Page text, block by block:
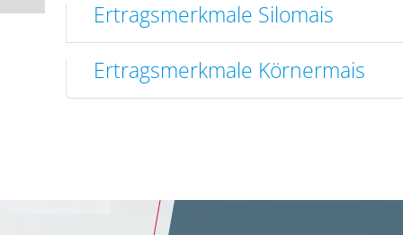
Ertragsmerkmale Silomais
Ertragsmerkmale Körnermais